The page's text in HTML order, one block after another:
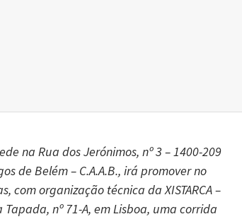
na Rua dos Jerónimos, nº 3 – 1400-209
de Belém – C.A.A.B., irá promover no
com organização técnica da XISTARCA –
nº 71-A, em Lisboa, uma corrida